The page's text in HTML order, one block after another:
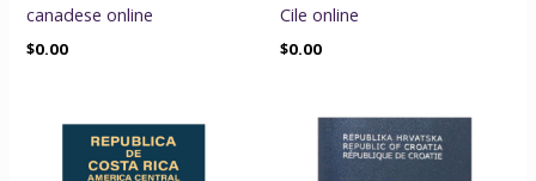
canadese online
$0.00
Cile online
$0.00